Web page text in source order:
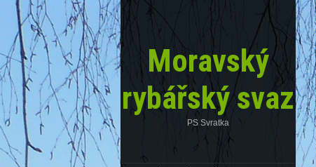
Moravský
rybářský svaz
PS Svratka